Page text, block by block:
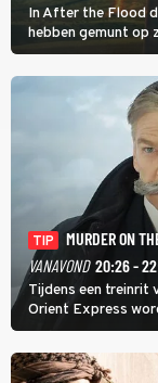
In After the Flood
hebben gemunt op
brandende
Jo Marshall de
TIP
MURDER ON
VANAVOND 20:26 -
Tijdens een treinrit
Orient Express
detective Hercule
treinreizigers de